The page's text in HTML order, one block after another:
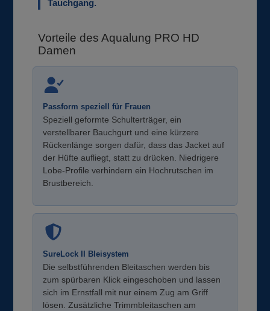
Tauchgang.
Vorteile des Aqualung PRO HD
Damen
Passform speziell für Frauen
Speziell geformte Schulterträger, ein
verstellbarer Bauchgurt und eine kürzere
Rückenlänge sorgen dafür, dass das Jacket auf
der Hüfte aufliegt, statt zu drücken. Niedrigere
Lobe-Profile verhindern ein Hochrutschen im
Brustbereich.
SureLock II Bleisystem
Die selbstführenden Bleitaschen werden bis
zum spürbaren Klick eingeschoben und lassen
sich im Ernstfall mit nur einem Zug am Griff
lösen. Zusätzliche Trimmbleitaschen am